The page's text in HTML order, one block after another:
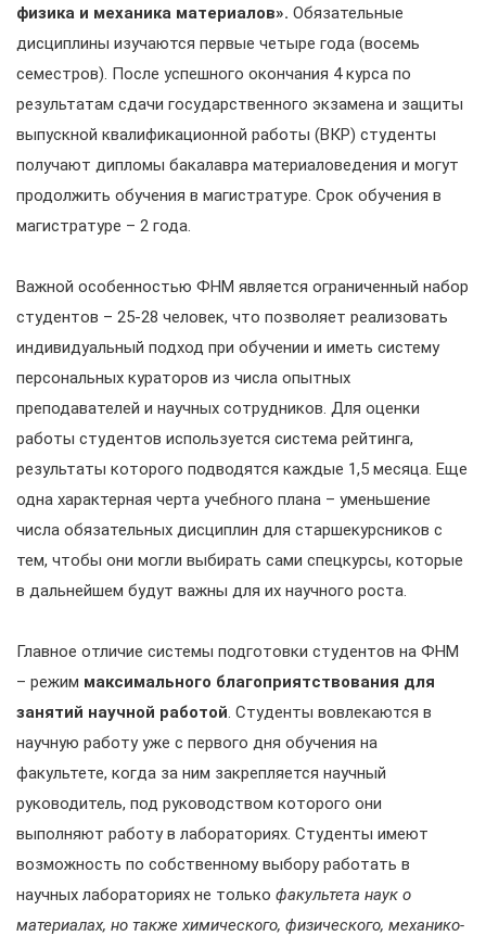
физика и механика материалов». Обязательные
дисциплины изучаются первые четыре года (восемь
семестров). После успешного окончания 4 курса по
результатам сдачи государственного экзамена и защиты
выпускной квалификационной работы (ВКР) студенты
получают дипломы бакалавра материаловедения и могут
продолжить обучения в магистратуре. Срок обучения в
магистратуре – 2 года.
Важной особенностью ФНМ является ограниченный набор
студентов – 25-28 человек, что позволяет реализовать
индивидуальный подход при обучении и иметь систему
персональных кураторов из числа опытных
преподавателей и научных сотрудников. Для оценки
работы студентов используется система рейтинга,
результаты которого подводятся каждые 1,5 месяца. Еще
одна характерная черта учебного плана – уменьшение
числа обязательных дисциплин для старшекурсников с
тем, чтобы они могли выбирать сами спецкурсы, которые
в дальнейшем будут важны для их научного роста.
Главное отличие системы подготовки студентов на ФНМ
– режим максимального благоприятствования для
занятий научной работой. Студенты вовлекаются в
научную работу уже с первого дня обучения на
факультете, когда за ним закрепляется научный
руководитель, под руководством которого они
выполняют работу в лабораториях. Студенты имеют
возможность по собственному выбору работать в
научных лабораториях не только факультета наук о
материалах, но также химического, физического, механико-